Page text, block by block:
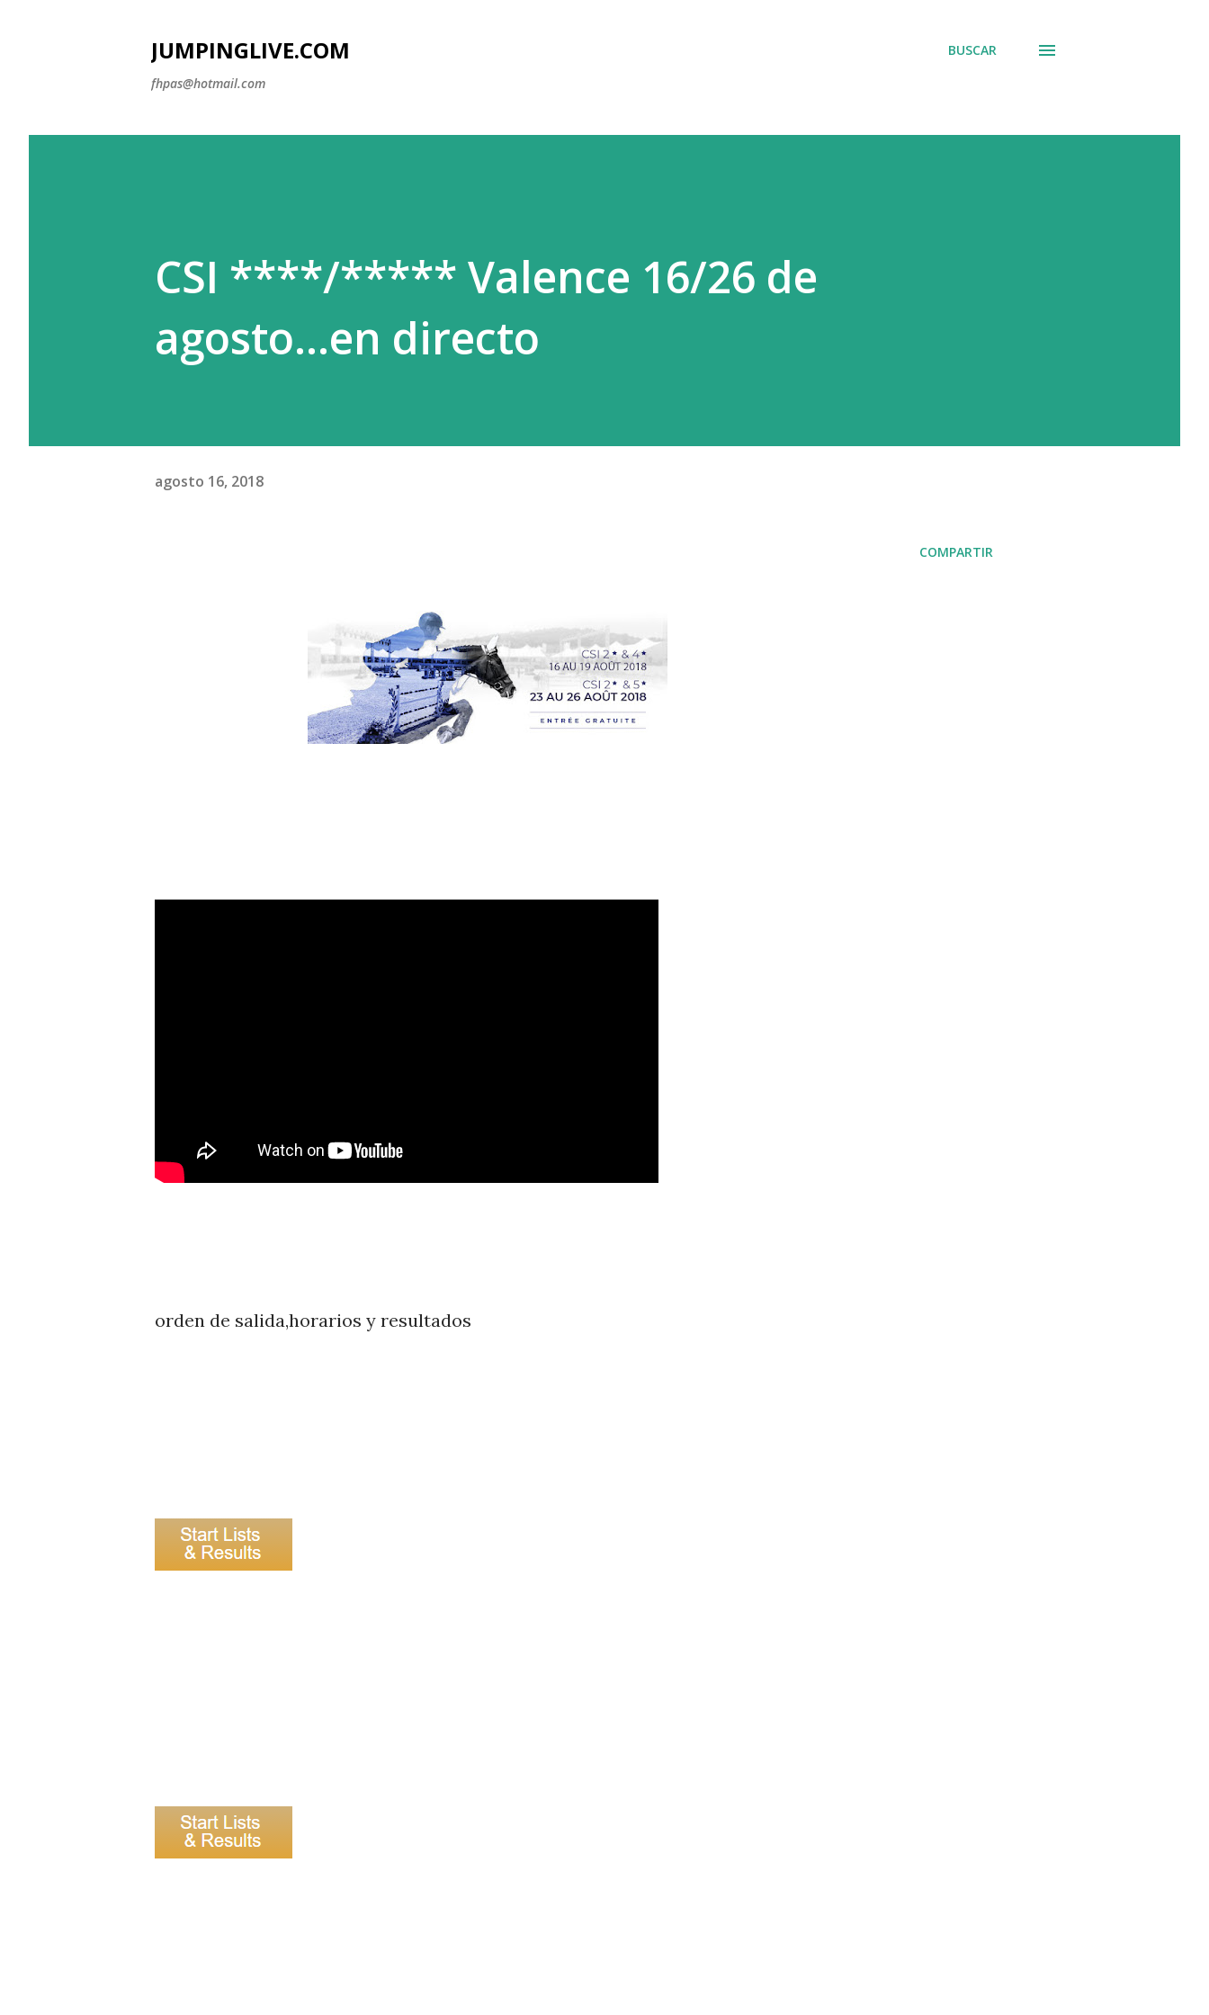
JUMPINGLIVE.COM
fhpas@hotmail.com
BUSCAR
CSI ****/***** Valence 16/26 de
agosto...en directo
agosto 16, 2018
orden de salida,horarios y resultados
COMPARTIR